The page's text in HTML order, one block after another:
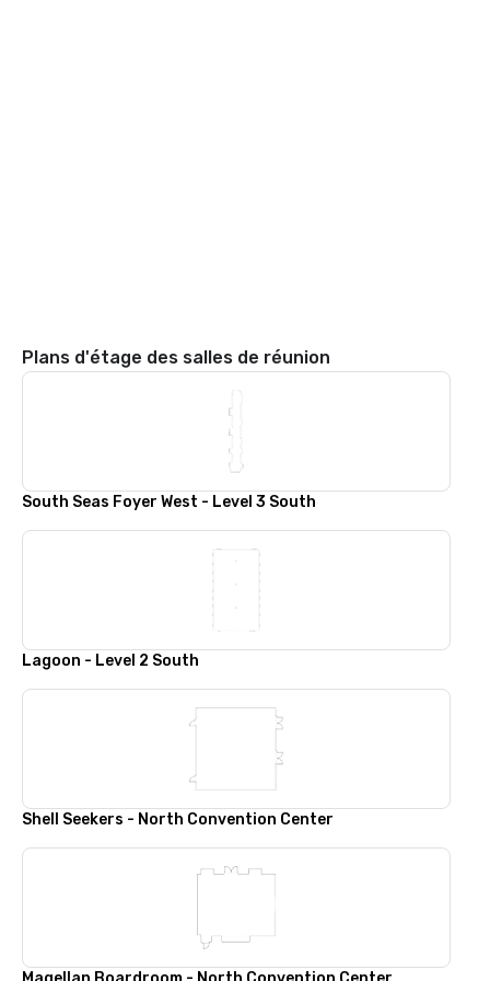
Plans d'étage des salles de réunion
South Seas Foyer West - Level 3 South
Lagoon - Level 2 South
Shell Seekers - North Convention Center